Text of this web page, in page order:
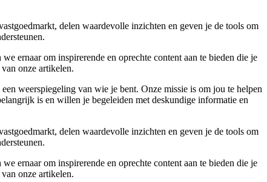
delen waardevolle inzichten en geven je de tools om
ernaar om inspirerende en oprechte content aan te bieden die je
onze artikelen.
weerspiegeling van wie je bent. Onze missie is om jou te helpen
is en willen je begeleiden met deskundige informatie en
delen waardevolle inzichten en geven je de tools om
ernaar om inspirerende en oprechte content aan te bieden die je
onze artikelen.